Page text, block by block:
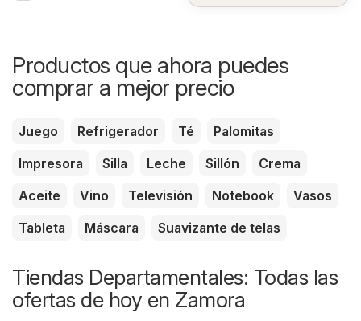
Productos que ahora puedes
comprar a mejor precio
Juego Refrigerador Té
Palomitas
Impresora
Silla Leche Sillón
Crema
Aceite
Vino Televisión Notebook
Vasos
Tableta
Máscara Suavizante de telas
Tiendas Departamentales: Todas las
ofertas de hoy en Zamora